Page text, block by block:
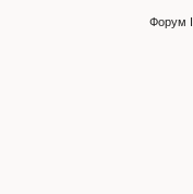
Форум